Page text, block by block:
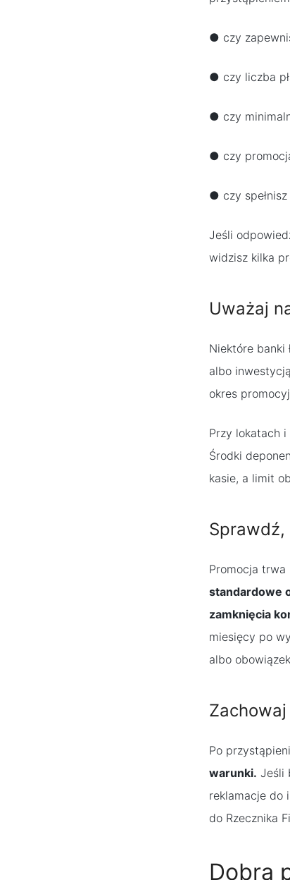
● czy
● czy liczba
● czy
● czy
● czy
Jeśli
widzisz kilka
Uważaj
Niektóre banki
albo
okres
Przy lokatach
Środki
kasie, a limit
Promocja trwa
standardowe
zamknięcia
miesięcy po
albo
Po
warunki. Jeśli
reklamacje do
do Rzecznika
Dobra